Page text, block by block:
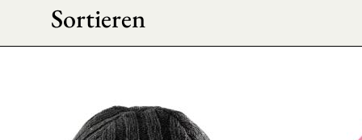
Sortieren